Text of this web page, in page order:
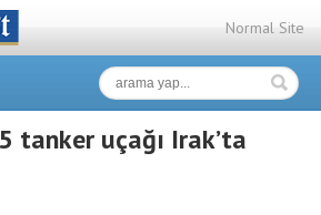
Normal Site
tanker uçağı Irak’ta